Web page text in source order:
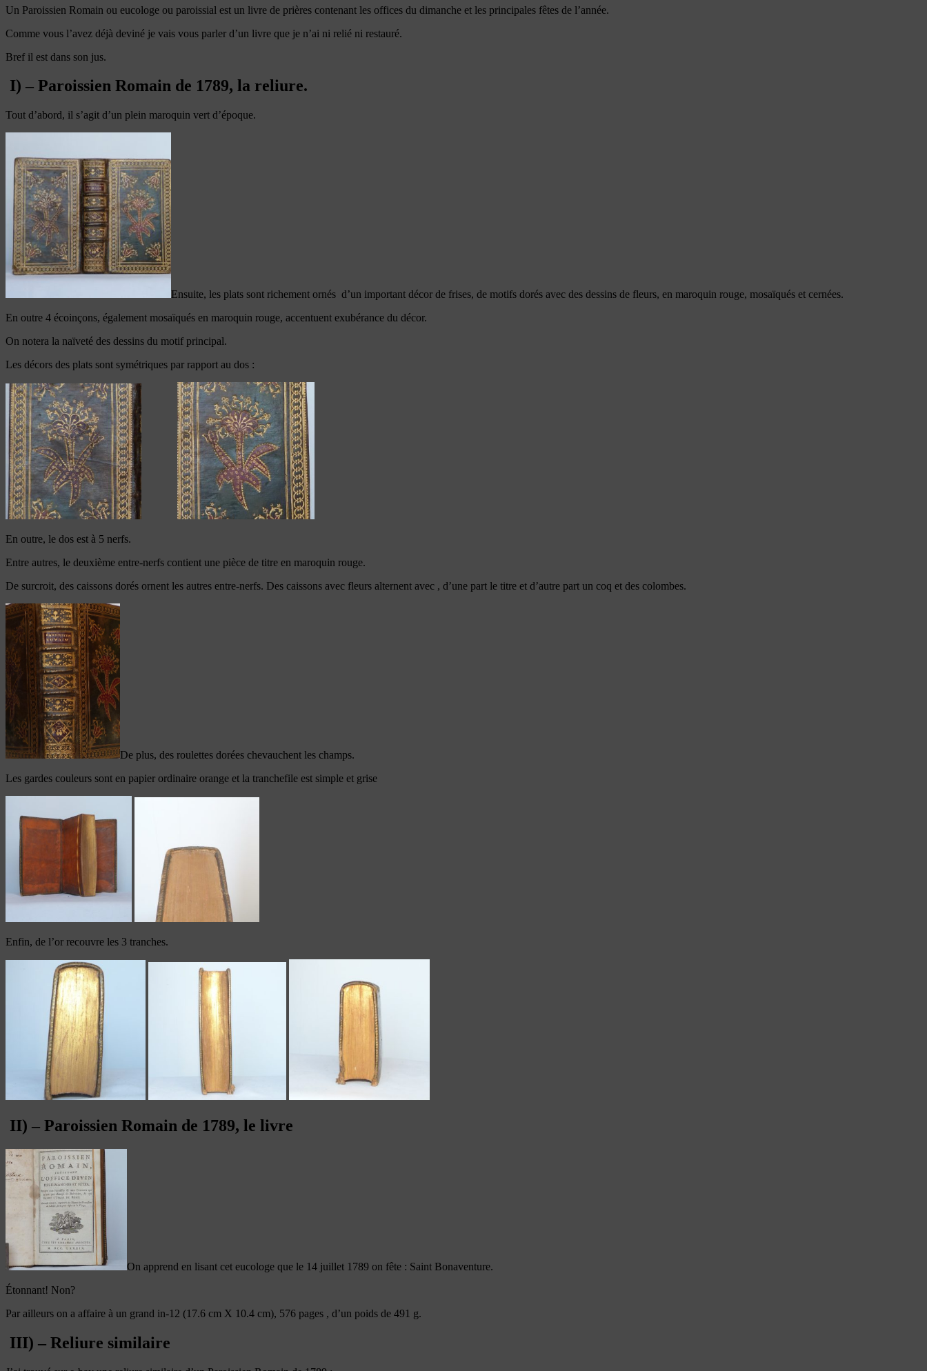
Un Paroissien Romain ou eucologe ou paroissial est un livre de prières contenant les offices du dimanche et les principales fêtes de l’année.
Comme vous l’avez déjà deviné je vais vous parler d’un livre que je n’ai ni relié ni restauré.
Bref il est dans son jus.
I) – Paroissien Romain de 1789, la reliure.
Tout d’abord, il s’agit d’un plein maroquin vert d’époque.
Ensuite, les plats sont richement ornés d’un important décor de frises, de motifs dorés avec des dessins de fleurs, en maroquin rouge, mosaïqués et cernées.
En outre 4 écoinçons, également mosaïqués en maroquin rouge, accentuent exubérance du décor.
On notera la naïveté des dessins du motif principal.
Les décors des plats sont symétriques par rapport au dos :
En outre, le dos est à 5 nerfs.
Entre autres, le deuxième entre-nerfs contient une pièce de titre en maroquin rouge.
De surcroit, des caissons dorés ornent les autres entre-nerfs. Des caissons avec fleurs alternent avec , d’une part le titre et d’autre part un coq et des colombes.
De plus, des roulettes dorées chevauchent les champs.
Les gardes couleurs sont en papier ordinaire orange et la tranchefile est simple et grise
Enfin, de l’or recouvre les 3 tranches.
II) – Paroissien Romain de 1789, le livre
On apprend en lisant cet eucologe que le 14 juillet 1789 on fête : Saint Bonaventure.
Étonnant! Non?
Par ailleurs on a affaire à un grand in-12 (17.6 cm X 10.4 cm), 576 pages , d’un poids de 491 g.
III) – Reliure similaire